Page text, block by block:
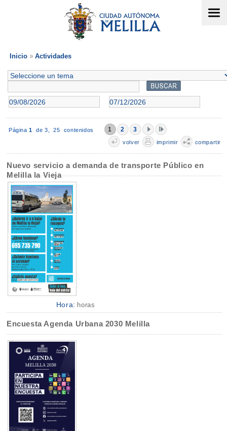
Inicio Actividades
Página 1 de 3,25 contenidos 1 2 3
volver imprimir compartir
Nuevo servicio a demanda de transporte Público en
Melilla la Vieja
Hora: horas
Encuesta Agenda Urbana 2030 Melilla